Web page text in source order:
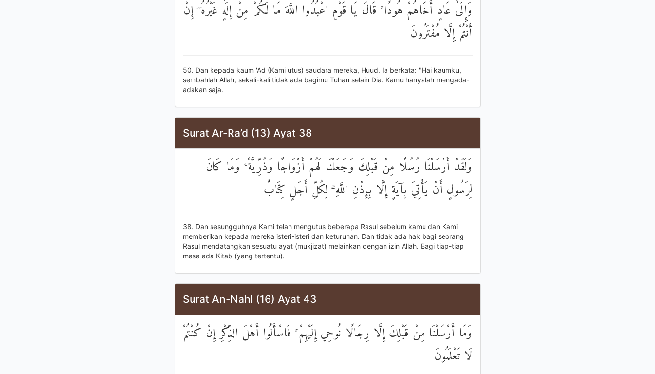
وَإِلَىٰ عَادٍ أَخَاهُمْ هُودًا ۚ قَالَ يَا قَوْمِ اعْبُدُوا اللَّهَ مَا لَكُمْ مِنْ إِلَٰهٍ غَيْرُهُ ۖ إِنْ
أَنْتُمْ إِلَّا مُفْتَرُونَ
50. Dan kepada kaum 'Ad (Kami utus) saudara mereka, Huud. Ia berkata: "Hai kaumku,
sembahlah Allah, sekali-kali tidak ada bagimu Tuhan selain Dia. Kamu hanyalah mengada-
adakan saja.
Surat Ar-Ra’d (13) Ayat 38
وَلَقَدْ أَرْسَلْنَا رُسُلًا مِنْ قَبْلِكَ وَجَعَلْنَا لَهُمْ أَزْوَاجًا وَذُرِّيَّةً ۚ وَمَا كَانَ
لِرَسُولٍ أَنْ يَأْتِيَ بِآيَةٍ إِلَّا بِإِذْنِ اللَّهِ ۗ لِكُلِّ أَجَلٍ كِتَابٌ
38. Dan sesungguhnya Kami telah mengutus beberapa Rasul sebelum kamu dan Kami
memberikan kepada mereka isteri-isteri dan keturunan. Dan tidak ada hak bagi seorang
Rasul mendatangkan sesuatu ayat (mukjizat) melainkan dengan izin Allah. Bagi tiap-tiap
masa ada Kitab (yang tertentu).
Surat An-Nahl (16) Ayat 43
وَمَا أَرْسَلْنَا مِنْ قَبْلِكَ إِلَّا رِجَالًا نُوحِي إِلَيْهِمْ ۚ فَاسْأَلُوا أَهْلَ الذِّكْرِ إِنْ كُنْتُمْ
لَا تَعْلَمُونَ